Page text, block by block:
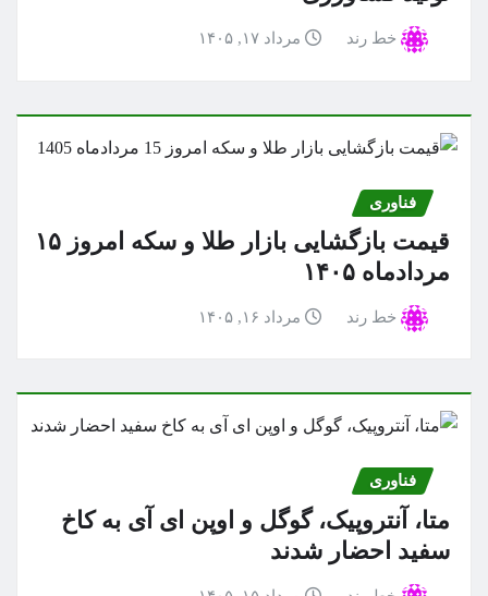
خط رند مرداد ۱۷, ۱۴۰۵
فناوری
قیمت بازگشایی بازار طلا و سکه امروز ۱۵
مردادماه ۱۴۰۵
خط رند مرداد ۱۶, ۱۴۰۵
فناوری
متا، آنتروپیک، گوگل و اوپن ای آی به کاخ
سفید احضار شدند